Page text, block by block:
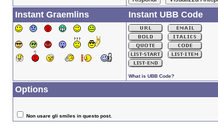
Instant Graemlins Instant UBB Code
What is UBB Code?
Options
Non usare gli smiles in questo post.